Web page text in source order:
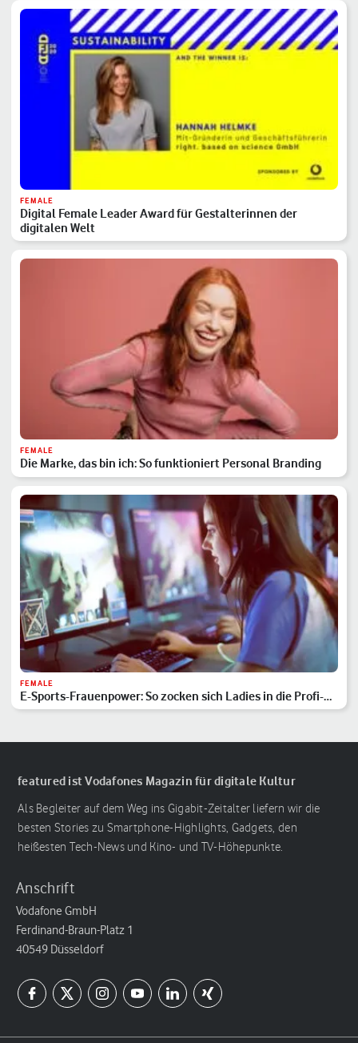
FEMALE
Digital Female Leader Award für Gestalterinnen der
digitalen Welt
FEMALE
Die Marke, das bin ich: So funktioniert Personal Branding
FEMALE
E-Sports-Frauenpower: So zocken sich Ladies in die Profi-
Liga
featured ist Vodafones Magazin für digitale Kultur
Als Begleiter auf dem Weg ins Gigabit-Zeitalter liefern wir die
besten Stories zu Smartphone-Highlights, Gadgets, den
heißesten Tech-News und Kino- und TV-Höhepunkte.
Anschrift
Vodafone GmbH
Ferdinand-Braun-Platz 1
40549 Düsseldorf